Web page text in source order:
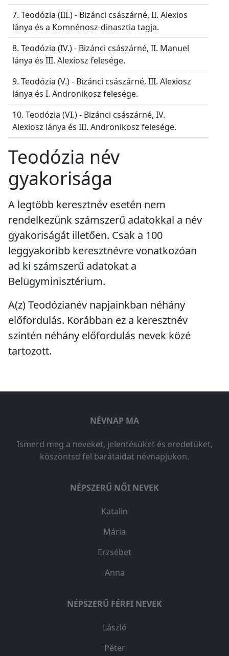
7. Teodózia (III.) - Bizánci császárné, II. Alexios
lánya és a Komnénosz-dinasztia tagja.
8. Teodózia (IV.) - Bizánci császárné, II. Manuel
lánya és III. Alexiosz felesége.
9. Teodózia (V.) - Bizánci császárné, III. Alexiosz
lánya és I. Andronikosz felesége.
10. Teodózia (VI.) - Bizánci császárné, IV.
Alexiosz lánya és III. Andronikosz felesége.
Teodózia név
gyakorisága
A legtöbb keresztnév esetén nem
rendelkezünk számszerű adatokkal a név
gyakoriságát illetően. Csak a 100
leggyakoribb keresztnévre vonatkozóan
ad ki számszerű adatokat a
Belügyminisztérium.
A(z) Teodózianév napjainkban néhány
előfordulás. Korábban ez a keresztnév
szintén néhány előfordulás nevek közé
tartozott.
NÉVNAP MA
Ismerd meg a neveket, jelentésüket és eredetüket,
köszöntsd fel barátaidat névnapjukon.
NÉPSZERŰ NŐI NEVEK
Katalin
Mária
Erzsébet
Anna
NÉPSZERŰ FÉRFI NEVEK
László
Péter